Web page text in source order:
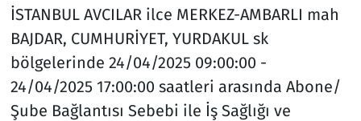
İSTANBUL AVCILAR ilce MERKEZ-AMBARLI mah
BAJDAR, CUMHURİYET, YURDAKUL sk
bölgelerinde 24/04/2025 09:00:00 -
24/04/2025 17:00:00 saatleri arasında Abone/
Şube Bağlantısı Sebebi ile İş Sağlığı ve